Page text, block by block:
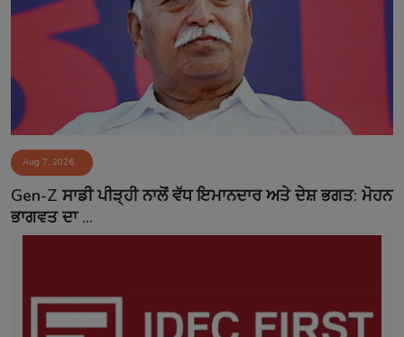
Aug 7, 2026
Gen-Z ਸਾਡੀ ਪੀੜ੍ਹੀ ਨਾਲੋਂ ਵੱਧ ਇਮਾਨਦਾਰ ਅਤੇ ਦੇਸ਼ ਭਗਤ: ਮੋਹਨ
ਭਾਗਵਤ ਦਾ ...